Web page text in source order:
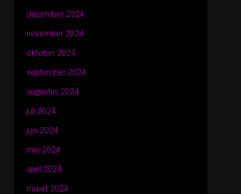
december 2024
november 2024
oktober 2024
september 2024
augustus 2024
juli 2024
juni 2024
mei 2024
april 2024
maart 2024